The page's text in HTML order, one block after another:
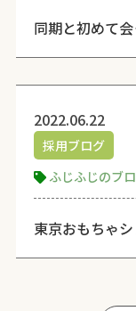
同期と初めて
2022.06.22
採用ブログ
ふじふじのブ
東京おもちゃ